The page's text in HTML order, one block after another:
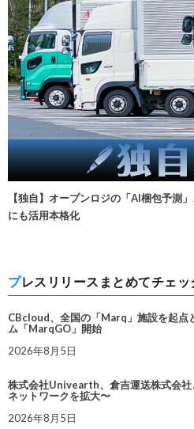
【独自】オープンロジの「AI梱包予測
にも活用本格化
プレスリリースまとめてチェッ
CBcloud、全国の「Marq」施設を起点
ム「MarqGO」開始
2026年8月5日
株式会社Univearth、倉吉運送株式会
ネットワークを拡大〜
2026年8月5日